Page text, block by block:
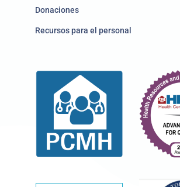
Donaciones
Recursos para el personal